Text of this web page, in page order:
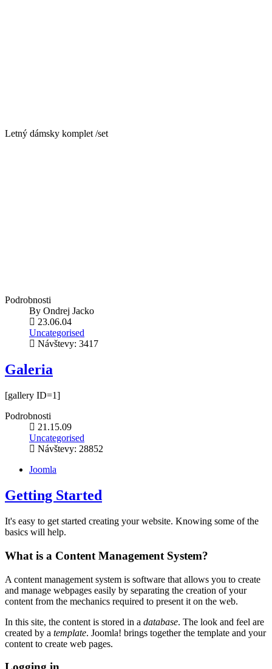
Letný dámsky komplet /set
Podrobnosti
By Ondrej Jacko
23.06.04
Uncategorised
Návštevy: 3417
Galeria
[gallery ID=1]
Podrobnosti
21.15.09
Uncategorised
Návštevy: 28852
Joomla
Getting Started
It's easy to get started creating your website. Knowing some of the
basics will help.
What is a Content Management System?
A content management system is software that allows you to create
and manage webpages easily by separating the creation of your
content from the mechanics required to present it on the web.
In this site, the content is stored in a database. The look and feel are
created by a template. Joomla! brings together the template and your
content to create web pages.